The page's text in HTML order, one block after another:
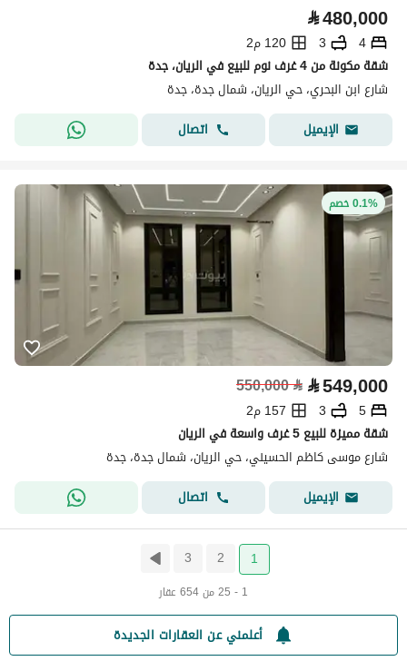
⃁480,000
4
3
120 م2
شقة مكونة من 4 غرف نوم للبيع في الريان، جدة
شارع ابن البحري، حي الريان، شمال جدة، جدة
الإيميل
اتصال
0.1% خصم
⃁549,000
⃁
550,000
5
3
157 م2
شقة مميزة للبيع 5 غرف واسعة في الريان
شارع موسى كاظم الحسيني، حي الريان، شمال جدة، جدة
الإيميل
اتصال
1
2
3
1 - 25 من 654 عقار
أعلمني عن العقارات الجديدة